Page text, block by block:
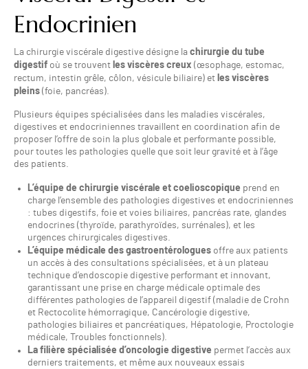
Endocrinien
La chirurgie viscérale digestive désigne la chirurgie du tube
digestif où se trouvent les viscères creux (œsophage, estomac,
rectum, intestin grêle, côlon, vésicule biliaire) et les viscères
pleins (foie, pancréas).
Plusieurs équipes spécialisées dans les maladies viscérales,
digestives et endocriniennes travaillent en coordination afin de
proposer l’offre de soin la plus globale et performante possible,
pour toutes les pathologies quelle que soit leur gravité et à l’âge
des patients.
L’équipe de chirurgie viscérale et coelioscopique prend en
charge l’ensemble des pathologies digestives et endocriniennes
: tubes digestifs, foie et voies biliaires, pancréas rate, glandes
endocrines (thyroïde, parathyroïdes, surrénales), et les
urgences chirurgicales digestives.
L’équipe médicale des gastroentérologues offre aux patients
un accès à des consultations spécialisées, et à un plateau
technique d’endoscopie digestive performant et innovant,
garantissant une prise en charge médicale optimale des
différentes pathologies de l’appareil digestif (maladie de Crohn
et Rectocolite hémorragique, Cancérologie digestive,
pathologies biliaires et pancréatiques, Hépatologie, Proctologie
médicale, Troubles fonctionnels).
La filière spécialisée d’oncologie digestive permet l’accès aux
derniers traitements, et même aux nouveaux essais